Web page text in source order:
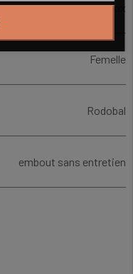
Inox
Femelle
Rodobal
embout sans entretien